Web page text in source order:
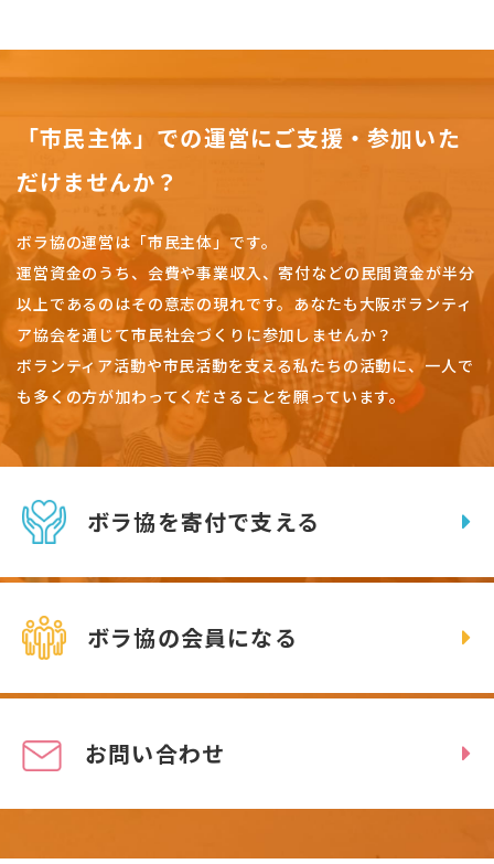
「市民主体」での運営にご支援・参加いた
だけませんか？
ボラ協の運営は「市民主体」です。
運営資金のうち、会費や事業収入、寄付などの民間資金が半分
以上であるのはその意志の現れです。 あなたも大阪ボランティ
ア協会を通じて市民社会づくりに参加しませんか？
ボランティア活動や市民活動を支える私たちの活動に、一人で
も多くの方が加わってくださることを願っています。
ボラ協を寄付で支える
ボラ協の会員になる
お問い合わせ